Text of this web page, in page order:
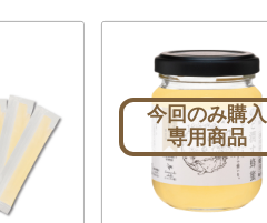
今回のみ購入
専用商品